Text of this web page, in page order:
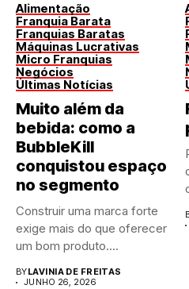
Alimentação
Franquia Barata
Franquias Baratas
Máquinas Lucrativas
Micro Franquias
Negócios
Últimas Notícias
Muito além da
bebida: como a
BubbleKill
conquistou espaço
no segmento
Construir uma marca forte
exige mais do que oferecer
um bom produto....
BYLAVINIA DE FREITAS
JUNHO 26, 2026